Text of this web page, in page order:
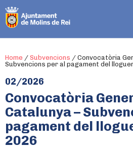
Home / Subvencions / Convocatòria
Subvencions per al pagament del
02/2026
Convocatòria
Catalunya –
pagament del
2026